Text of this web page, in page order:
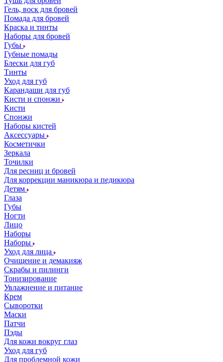
Гель, воск для бровей
Помада для бровей
Краска и тинты
Наборы для бровей
Губы
Губные помады
Блески для губ
Тинты
Уход для губ
Карандаши для губ
Кисти и спонжи
Кисти
Спонжи
Наборы кистей
Аксессуары
Косметички
Зеркала
Точилки
Для ресниц и бровей
Для коррекции маникюра и педикюра
Детям
Глаза
Губы
Ногти
Лицо
Наборы
Наборы
Уход для лица
Очищение и демакияж
Скрабы и пилинги
Тонизирование
Увлажнение и питание
Крем
Сыворотки
Маски
Патчи
Пэды
Для кожи вокруг глаз
Уход для губ
Для проблемной кожи